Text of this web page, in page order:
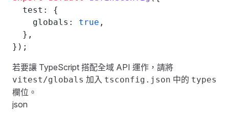
  test: {
    globals:
true ,
  },
});
若要讓 TypeScript 搭配全域 API 運作，請將
vitest/globals 加入 tsconfig.json 中的 types
欄位。
json